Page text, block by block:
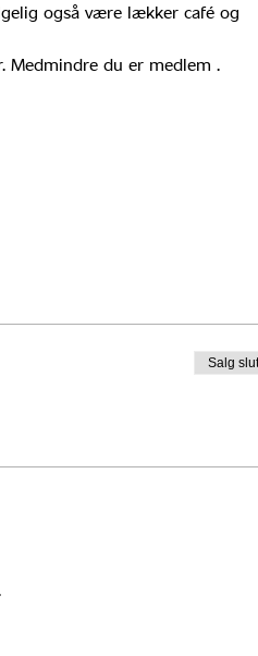
også være lækker café og
Medmindre du er medlem .
Salg slut